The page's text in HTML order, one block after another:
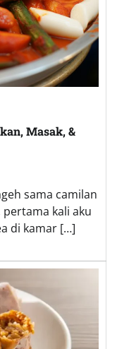
Masak, &
sama camilan
pertama kali aku
di kamar […]